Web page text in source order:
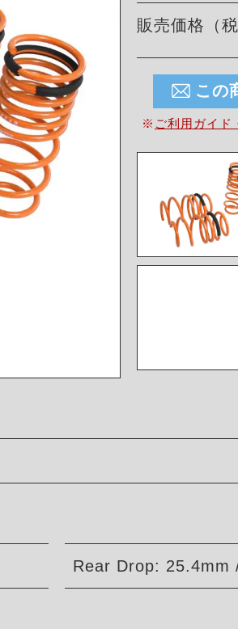
販売価格（
この
※ ご利用ガイド
Rear Drop: 25.4mm